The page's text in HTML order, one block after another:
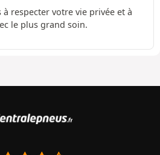
respecter votre vie privée et à
le plus grand soin.